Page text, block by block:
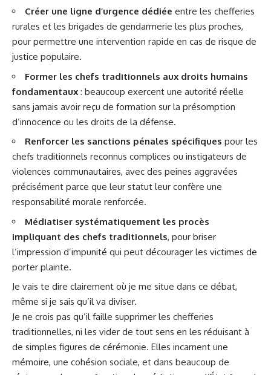
Créer une ligne d’urgence dédiée entre les chefferies
rurales et les brigades de gendarmerie les plus proches,
pour permettre une intervention rapide en cas de risque de
justice populaire.
Former les chefs traditionnels aux droits humains
fondamentaux : beaucoup exercent une autorité réelle
sans jamais avoir reçu de formation sur la présomption
d’innocence ou les droits de la défense.
Renforcer les sanctions pénales spécifiques pour les
chefs traditionnels reconnus complices ou instigateurs de
violences communautaires, avec des peines aggravées
précisément parce que leur statut leur confère une
responsabilité morale renforcée.
Médiatiser systématiquement les procès
impliquant des chefs traditionnels, pour briser
l’impression d’impunité qui peut décourager les victimes de
porter plainte.
Je vais te dire clairement où je me situe dans ce débat,
même si je sais qu’il va diviser.
Je ne crois pas qu’il faille supprimer les chefferies
traditionnelles, ni les vider de tout sens en les réduisant à
de simples figures de cérémonie. Elles incarnent une
mémoire, une cohésion sociale, et dans beaucoup de